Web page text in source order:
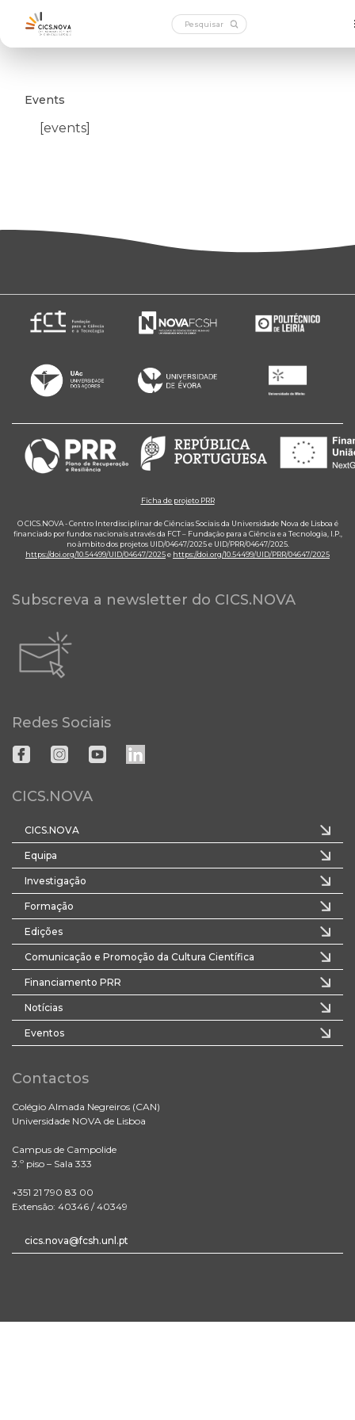
Events
[events]
Ficha de projeto PRR
O CICS.NOVA - Centro Interdisciplinar de Ciências Sociais da Universidade Nova de Lisboa é
financiado por fundos nacionais através da FCT – Fundação para a Ciência e a Tecnologia, I.P.,
no âmbito dos projetos UID/04647/2025 e UID/PRR/04647/2025.
https://doi.org/10.54499/UID/04647/2025e https://doi.org/10.54499/UID/PRR/04647/2025
Subscreva a newsletter do CICS.NOVA
Redes Sociais
CICS.NOVA
CICS.NOVA
Equipa
Investigação
Formação
Edições
Comunicação e Promoção da Cultura Científica
Financiamento PRR
Notícias
Eventos
Contactos
Colégio Almada Negreiros (CAN)
Universidade NOVA de Lisboa
Campus de Campolide
3.º piso – Sala 333
+351 21 790 83 00
Extensão: 40346 / 40349
cics.nova@fcsh.unl.pt